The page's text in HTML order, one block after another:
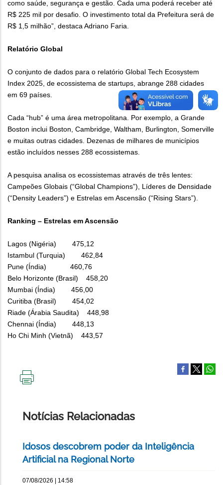
como saúde, segurança e gestão. Cada uma poderá receber até
R$ 225 mil por desafio. O investimento total da Prefeitura será de
R$ 1,5 milhão”, destaca Adriano Faria.
Relatório Global
O conjunto de dados para o relatório Global Tech Ecosystem
Index 2025, de ecossistema de startups, abrange 288 cidades
em 69 países.
Cada “hub” é uma área metropolitana. Por exemplo, a Grande
Boston inclui Boston, Cambridge, Waltham, Burlington, Somerville
e muitas outras cidades. Dezenas de milhares de municípios
estão incluídos nesses 288 ecossistemas.
A pesquisa analisa os ecossistemas através de três lentes:
Campeões Globais (“Global Champions”), Líderes de Densidade
(“Density Leaders”) e Estrelas em Ascensão (“Rising Stars”).
Ranking – Estrelas em Ascensão
Lagos (Nigéria) 475,12
Istambul (Turquia) 462,84
Pune (Índia) 460,76
Belo Horizonte (Brasil) 458,20
Mumbai (Índia) 456,00
Curitiba (Brasil) 454,02
Riade (Árabia Saudita) 448,98
Chennai (Índia) 448,13
Ho Chi Minh (Vietnã) 443,57
Notícias Relacionadas
Idosos descobrem poder da Inteligência
Artificial na Regional Norte
07/08/2026 | 14:58